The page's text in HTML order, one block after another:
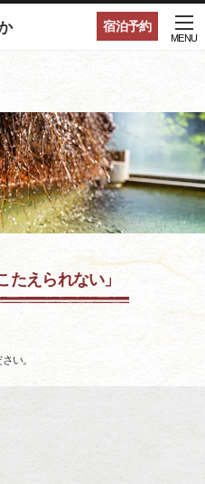
宿泊予約
MENU
たえられない」
い。